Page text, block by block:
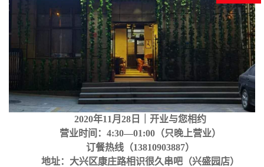
2020年11月28日｜开业与您相约
营业时间：4:30—01:00（只晚上营业）
订餐热线（13810903887）
地址：大兴区康庄路相识很久串吧（兴盛园店）